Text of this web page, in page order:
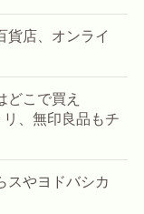
貨店、オンライ
どこで買え
、無印良品もチ
スやヨドバシカ